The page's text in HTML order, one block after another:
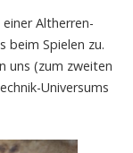
Altherren-
beim Spielen zu.
uns (zum zweiten
Universums